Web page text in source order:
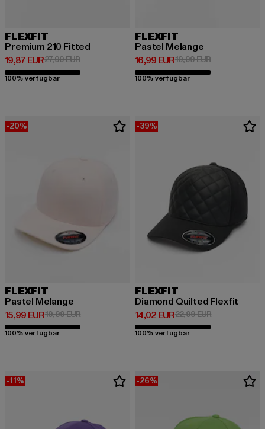
FLEXFIT
Premium 210 Fitted
19,87 EUR
Derzeitiger Preis: 19,87 EUR
27,99 EURAktionspreis: 27,99 EUR
100% verfügbar
FLEXFIT
Pastel Melange
16,99 EUR
Derzeitiger Preis: 16,99 EUR
19,99 EURAktionspreis:
100% verfügbar
-20%
FLEXFIT
Pastel Melange
15,99 EUR
Derzeitiger Preis: 15,99 EUR
19,99 EURAktionspreis: 19,99 EUR
100% verfügbar
-39%
FLEXFIT
Diamond Quilted Flexfit
14,02 EUR
Derzeitiger Preis: 14,02 EUR
22,99 EURAktionspreis:
100% verfügbar
-11% -26%